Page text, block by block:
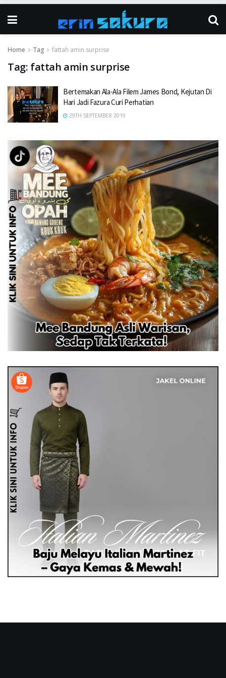
Home Tag fattah amin surprise
Tag: fattah amin surprise
Bertemakan Ala-Ala Filem James Bond, Kejutan Di
Hari Jadi Fazura Curi Perhatian
29TH SEPTEMBER 2019